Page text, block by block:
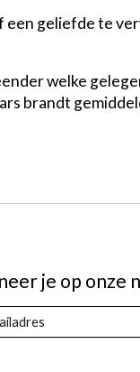
een geliefde te
welke
brandt
je op onze